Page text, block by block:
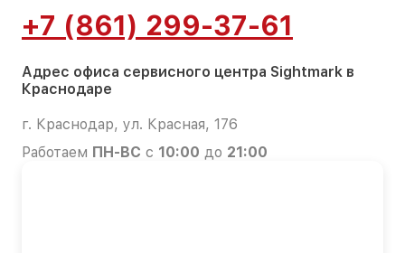
+7 (861) 299-37-61
Адрес офиса сервисного центра Sightmark в
Краснодаре
г. Краснодар, ул. Красная, 176
Работаем ПН-ВС с 10:00 до 21:00